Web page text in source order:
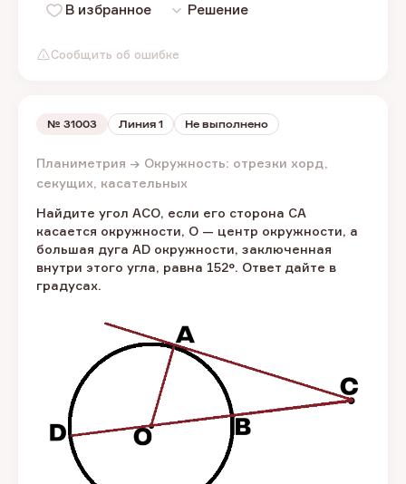
Сообщить об ошибке
В избранное Решение
№ 31003 Линия 1 Не выполнено
Планиметрия → Окружность: отрезки хорд,
секущих, касательных
Найдите угол ACO, если его сторона CA
касается окружности, O — центр окружности, а
большая дуга AD окружности, заключенная
внутри этого угла, равна 152°. Ответ дайте в
градусах.